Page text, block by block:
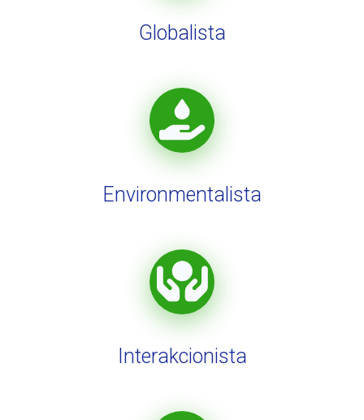
Globalista
Environmentalista
Interakcionista